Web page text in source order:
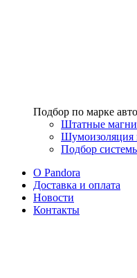
Подбор по марке
Штатные
Шумоизоляция
Подбор
O Pandora
Доставка и оплата
Новости
Контакты